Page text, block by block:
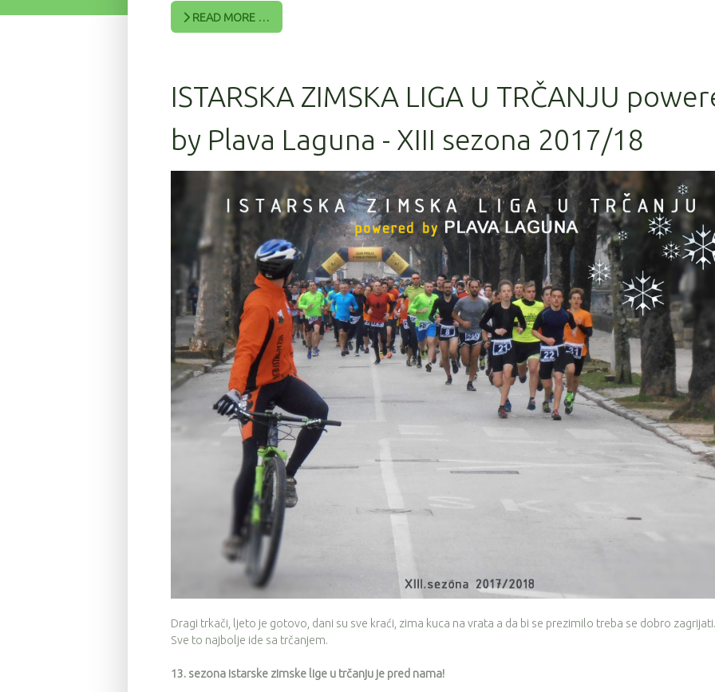
READ MORE …
ISTARSKA ZIMSKA LIGA U TRČANJU
by Plava Laguna - XIII sezona 2017/18
Dragi trkači, ljeto je gotovo, dani su sve kraći, zima kuca na vrata a da bi se prezimilo treba se dobro
Sve to najbolje ide sa trčanjem.
13. sezona istarske zimske lige u trčanju je pred nama!